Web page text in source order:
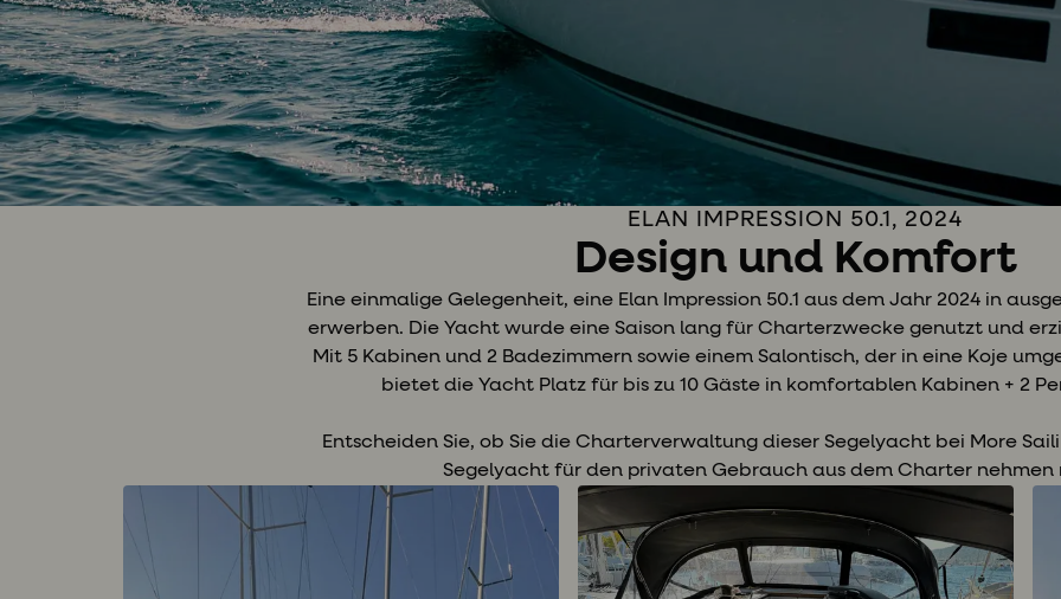
ELAN IMPRESSION 50.1, 2024
Design und Komfort
Eine einmalige Gelegenheit, eine Elan Impression 50.1 aus dem Jahr 2024 in
erwerben. Die Yacht wurde eine Saison lang für Charterzwecke genutzt und
Mit 5 Kabinen und 2 Badezimmern sowie einem Salontisch, der in eine Koje
bietet die Yacht Platz für bis zu 10 Gäste in komfortablen Kabinen + 2
Entscheiden Sie, ob Sie die Charterverwaltung dieser Segelyacht bei More
Segelyacht für den privaten Gebrauch aus dem Charter nehmen